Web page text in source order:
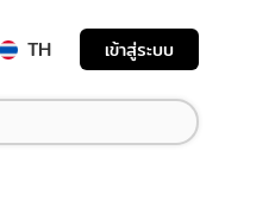
TH เข้าสู่ระบบ